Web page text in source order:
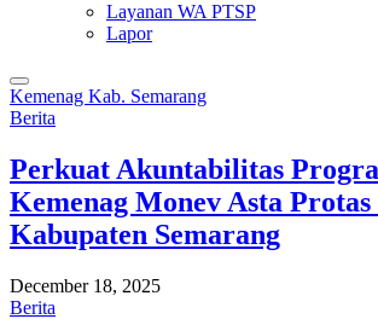
Layanan WA PTSP
Lapor
Kemenag Kab. Semarang
Berita
Perkuat Akuntabilitas
Kemenag Monev Asta Protas
Kabupaten Semarang
December 18, 2025
Berita